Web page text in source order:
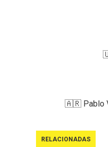
🇦🇷 Pablo
RELACIONADAS